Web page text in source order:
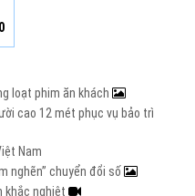
loạt phim ăn khách
cao 12 mét phục vụ bảo trì
Nam
nghẽn” chuyển đổi số
khắc nghiệt